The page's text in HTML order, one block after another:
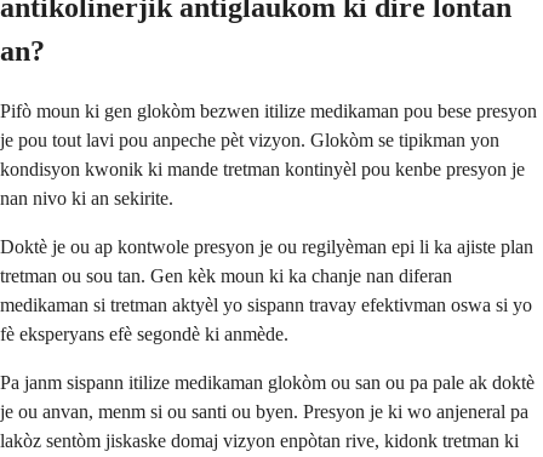
antikolinerjik antiglaukom ki dire lontan
an?
Pifò moun ki gen glokòm bezwen itilize medikaman pou bese presyon
je pou tout lavi pou anpeche pèt vizyon. Glokòm se tipikman yon
kondisyon kwonik ki mande tretman kontinyèl pou kenbe presyon je
nan nivo ki an sekirite.
Doktè je ou ap kontwole presyon je ou regilyèman epi li ka ajiste plan
tretman ou sou tan. Gen kèk moun ki ka chanje nan diferan
medikaman si tretman aktyèl yo sispann travay efektivman oswa si yo
fè eksperyans efè segondè ki anmède.
Pa janm sispann itilize medikaman glokòm ou san ou pa pale ak doktè
je ou anvan, menm si ou santi ou byen. Presyon je ki wo anjeneral pa
lakòz sentòm jiskaske domaj vizyon enpòtan rive, kidonk tretman ki